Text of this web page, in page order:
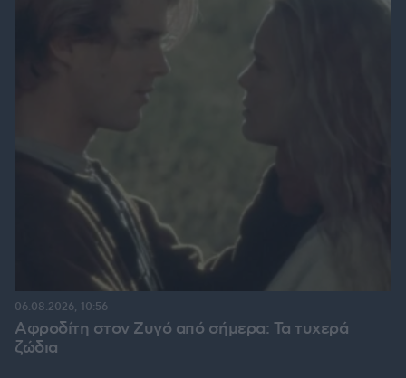
Αφροδίτη στον Ζυγό από σήμερα: Τα τυχερά
ζώδια
06.08.2026, 10:56